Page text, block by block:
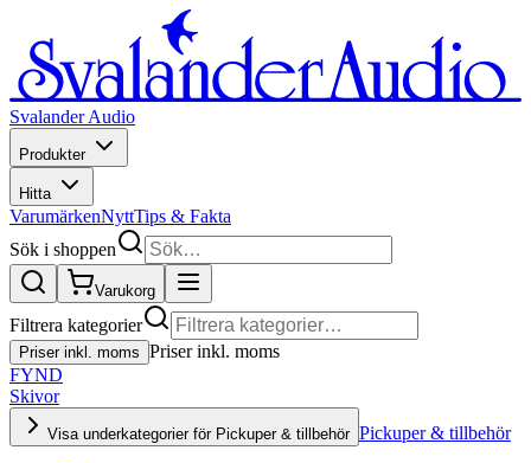
Svalander Audio
Produkter
Hitta
VarumärkenNyttTips & Fakta
Sök i shoppen
Varukorg
Filtrera kategorier
Priser inkl. moms Priser inkl. moms
FYND
Skivor
Visa underkategorier för Pickuper & tillbehör Pickuper & tillbehör